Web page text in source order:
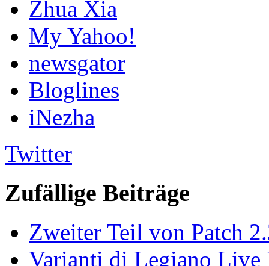
Zhua Xia
My Yahoo!
newsgator
Bloglines
iNezha
Twitter
Zufällige Beiträge
Zweiter Teil von Patch
Varianti di Legiano Live